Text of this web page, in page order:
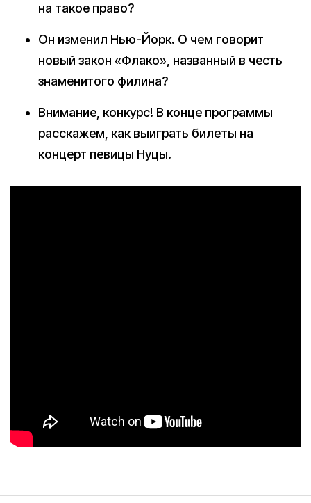
на такое право?
Он изменил Нью-Йорк. О чем говорит
новый закон «Флако», названный в честь
знаменитого филина?
Внимание, конкурс! В конце программы
расскажем, как выиграть билеты на
концерт певицы Нуцы.